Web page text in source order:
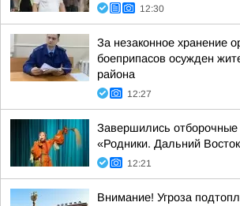
12:30
За незаконное хранение
боеприпасов осужден
района
12:27
Завершились отборочные
«Родники. Дальний
12:21
Внимание! Угроза